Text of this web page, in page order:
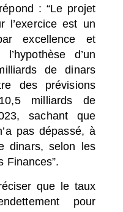
: “Le projet
l’exercice est un
excellence et
d’un
de dinars
des prévisions
milliards de
sachant que
pas dépassé, à
dinars, selon les
Finances”.
que le taux
pour